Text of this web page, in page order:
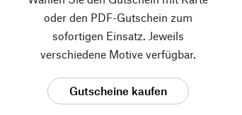
oder den PDF-Gutschein zum
sofortigen Einsatz. Jeweils
verschiedene Motive verfügbar.
Gutscheine kaufen